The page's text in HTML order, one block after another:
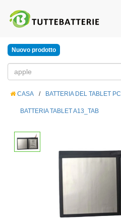
Nuovo prodotto
CASA / BATTERIA DEL TABLET PC
BATTERIA TABLET A13_TAB